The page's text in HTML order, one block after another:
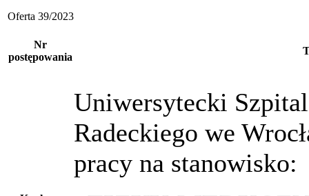
Oferta 39/2023
Nr
postępowania
Uniwersytecki
Radeckiego we
pracy na stanowisko: